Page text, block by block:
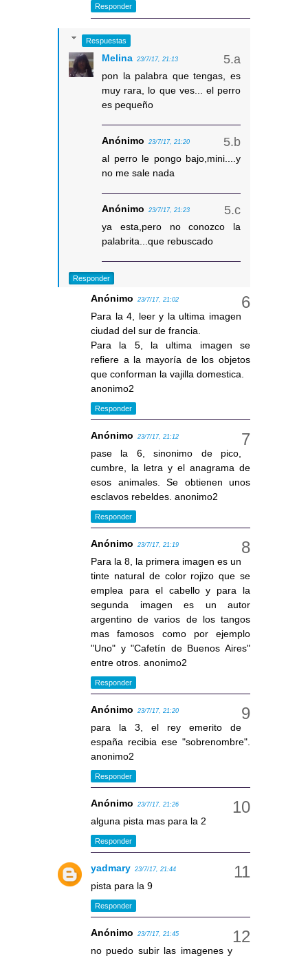
Responder
Respuestas
Melina 23/7/17, 21:13
pon la palabra que tengas, es
muy rara, lo que ves... el perro
es pequeño
Anónimo 23/7/17, 21:20
al perro le pongo bajo,mini....y
no me sale nada
Anónimo 23/7/17, 21:23
ya esta,pero no conozco la
palabrita...que rebuscado
Responder
Anónimo 23/7/17, 21:02
Para la 4, leer y la ultima imagen
ciudad del sur de francia.
Para la 5, la ultima imagen se
refiere a la mayoría de los objetos
que conforman la vajilla domestica.
anonimo2
Responder
Anónimo 23/7/17, 21:12
pase la 6, sinonimo de pico,
cumbre, la letra y el anagrama de
esos animales. Se obtienen unos
esclavos rebeldes. anonimo2
Responder
Anónimo 23/7/17, 21:19
Para la 8, la primera imagen es un
tinte natural de color rojizo que se
emplea para el cabello y para la
segunda imagen es un autor
argentino de varios de los tangos
mas famosos como por ejemplo
"Uno" y "Cafetín de Buenos Aires"
entre otros. anonimo2
Responder
Anónimo 23/7/17, 21:20
para la 3, el rey emerito de
españa recibia ese "sobrenombre".
anonimo2
Responder
Anónimo 23/7/17, 21:26
alguna pista mas para la 2
Responder
yadmary 23/7/17, 21:44
pista para la 9
Responder
Anónimo 23/7/17, 21:45
no puedo subir las imagenes y